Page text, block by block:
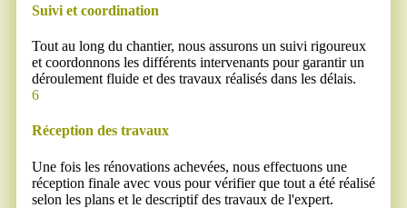
Suivi et coordination
Tout au long du chantier, nous assurons un suivi rigoureux
et coordonnons les différents intervenants pour garantir un
déroulement fluide et des travaux réalisés dans les délais.
6
Réception des travaux
Une fois les rénovations achevées, nous effectuons une
réception finale avec vous pour vérifier que tout a été réalisé
selon les plans et le descriptif des travaux de l'expert.